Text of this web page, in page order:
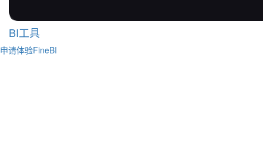
BI工具
申请体验FineBI